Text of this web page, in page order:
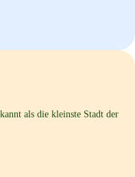
als die kleinste Stadt der